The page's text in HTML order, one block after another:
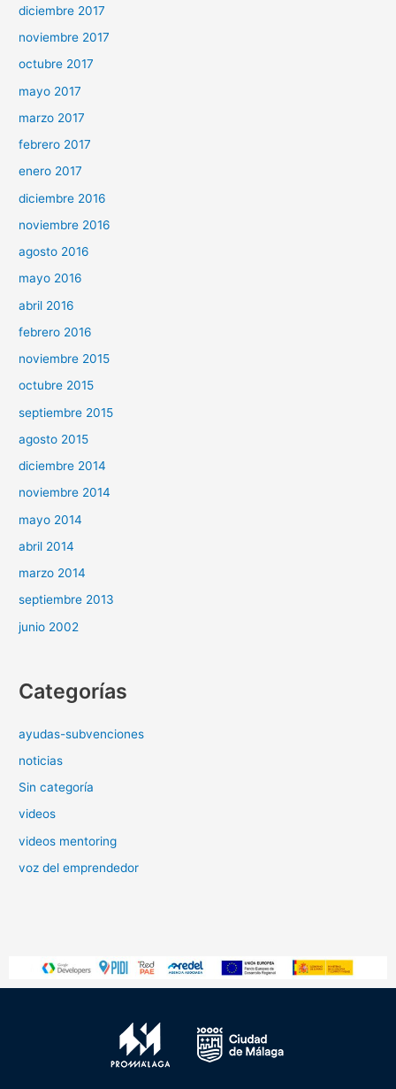
diciembre 2017
noviembre 2017
octubre 2017
mayo 2017
marzo 2017
febrero 2017
enero 2017
diciembre 2016
noviembre 2016
agosto 2016
mayo 2016
abril 2016
febrero 2016
noviembre 2015
octubre 2015
septiembre 2015
agosto 2015
diciembre 2014
noviembre 2014
mayo 2014
abril 2014
marzo 2014
septiembre 2013
junio 2002
Categorías
ayudas-subvenciones
noticias
Sin categoría
videos
videos mentoring
voz del emprendedor